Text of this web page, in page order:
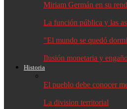
Miriam Germán en su
La función pública y las
"El mundo se quedó
Ilusión monetaria y
Historia
El pueblo debe conocer
La division territorial